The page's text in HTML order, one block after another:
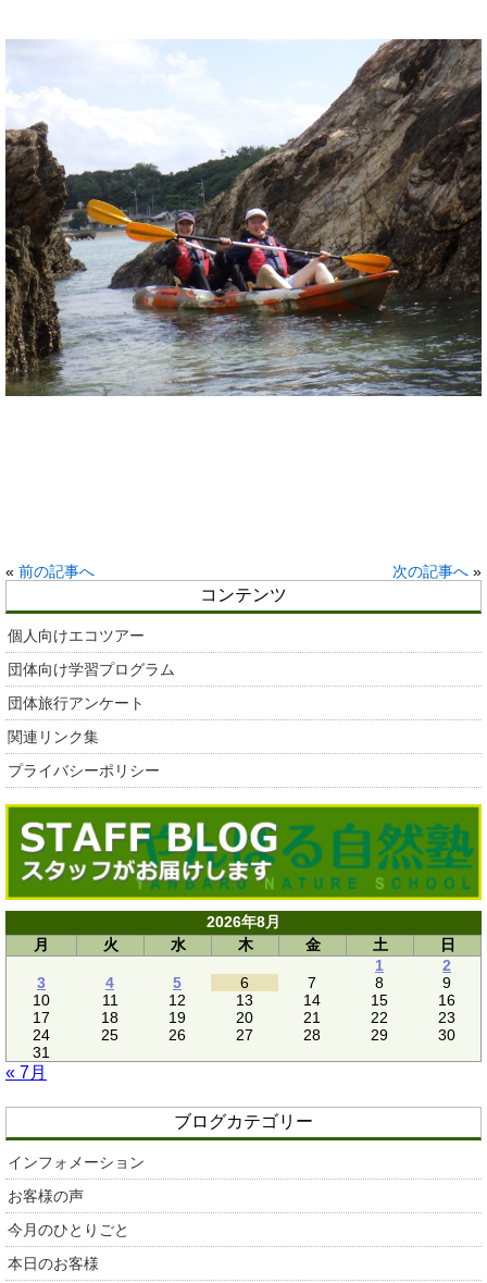
« 前の記事へ 次の記事へ »
コンテンツ
個人向けエコツアー
団体向け学習プログラム
団体旅行アンケート
関連リンク集
プライバシーポリシー
2026年8月
月
火 水 木 金 土
日
1
2
3
4 5 6 7 8
9
10
11 12 13 14 15
16
17
18 19 20 21 22
23
24
25 26 27 28 29
30
31
« 7月
ブログカテゴリー
インフォメーション
お客様の声
今月のひとりごと
本日のお客様